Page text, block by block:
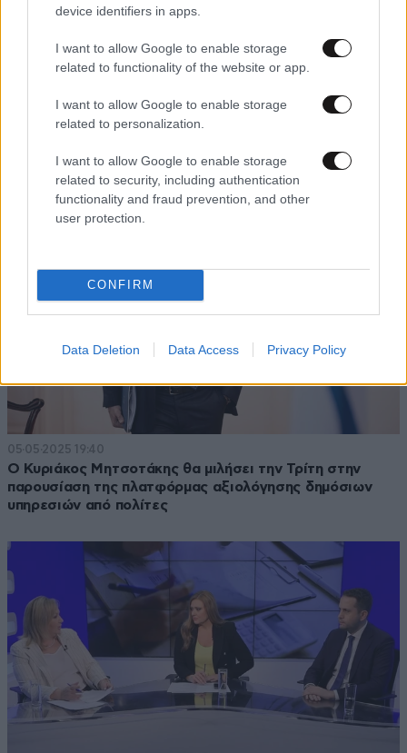
device identifiers in apps.
I want to allow Google to enable storage
related to functionality of the website or app.
I want to allow Google to enable storage
related to personalization.
I want to allow Google to enable storage
related to security, including authentication
functionality and fraud prevention, and other
user protection.
CONFIRM
Data Deletion Data Access Privacy Policy
Εθελοντές με πινέλα και πείσμα: Οι «Φίλοι του
Ιστορικού Κέντρου» που επιμένουν να καθαρίζουν τα
05·05·2025 19:40
Ο Κυριάκος Μητσοτάκης θα μιλήσει την Τρίτη στην
παρουσίαση της πλατφόρμας αξιολόγησης δημόσιων
υπηρεσιών από πολίτες